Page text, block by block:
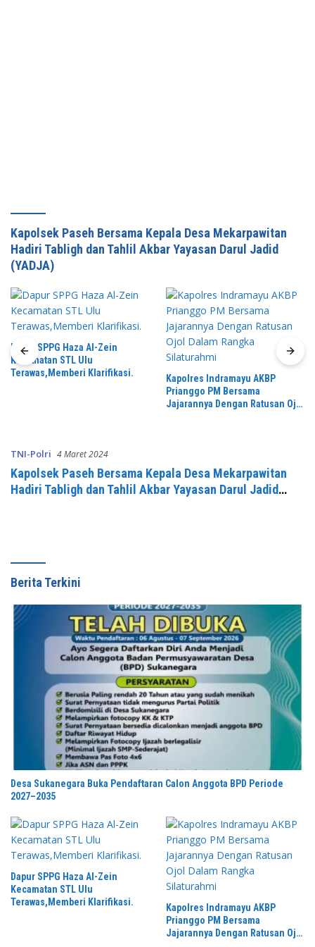
Kapolsek Paseh Bersama Kepala Desa Mekarpawitan
Hadiri Tabligh dan Tahlil Akbar Yayasan Darul Jadid
(YADJA)
Dapur SPPG Haza Al-Zein
Kecamatan STL Ulu
Terawas,Memberi Klarifikasi.
Kapolres Indramayu AKBP
Prianggo PM Bersama
Jajarannya Dengan Ratusan Ojol
TNI-Polri 4 Maret 2024
Kapolsek Paseh Bersama Kepala Desa Mekarpawitan
Hadiri Tabligh dan Tahlil Akbar Yayasan Darul Jadid
Berita Terkini
Desa Sukanegara Buka Pendaftaran Calon Anggota BPD Periode
2027–2035
Dapur SPPG Haza Al-Zein
Kecamatan STL Ulu
Terawas,Memberi Klarifikasi.
Kapolres Indramayu AKBP
Prianggo PM Bersama
Jajarannya Dengan Ratusan Ojol